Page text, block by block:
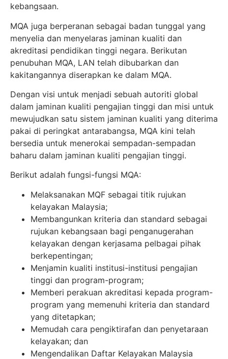
kebangsaan.
MQA juga berperanan sebagai badan tunggal yang
menyelia dan menyelaras jaminan kualiti dan
akreditasi pendidikan tinggi negara. Berikutan
penubuhan MQA, LAN telah dibubarkan dan
kakitangannya diserapkan ke dalam MQA.
Dengan visi untuk menjadi sebuah autoriti global
dalam jaminan kualiti pengajian tinggi dan misi untuk
mewujudkan satu sistem jaminan kualiti yang diterima
pakai di peringkat antarabangsa, MQA kini telah
bersedia untuk menerokai sempadan-sempadan
baharu dalam jaminan kualiti pengajian tinggi.
Berikut adalah fungsi-fungsi MQA:
Melaksanakan MQF sebagai titik rujukan
kelayakan Malaysia;
Membangunkan kriteria dan standard sebagai
rujukan kebangsaan bagi penganugerahan
kelayakan dengan kerjasama pelbagai pihak
berkepentingan;
Menjamin kualiti institusi-institusi pengajian
tinggi dan program-program;
Memberi perakuan akreditasi kepada program-
program yang memenuhi kriteria dan standard
yang ditetapkan;
Memudah cara pengiktirafan dan penyetaraan
kelayakan; dan
Mengendalikan Daftar Kelayakan Malaysia